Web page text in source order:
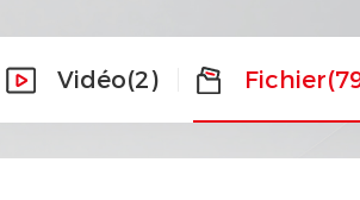
Vidéo(2) Fichier